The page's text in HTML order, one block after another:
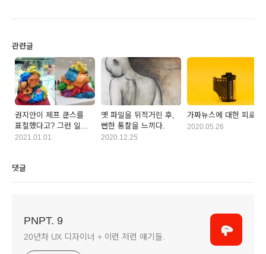
관련글
권지안이 제프 쿤스를
표절했다고? 그런 일은
있을 수가 없어! - update
2021.01.01
옛 파일을 뒤적거린 후,
뻔한 통찰을 느끼다.
2020.12.25
가짜뉴스에 대한 피로
2020.05.26
댓글
PNPT. 9
20년차 UX 디자이너 + 이런 저런 얘기들.